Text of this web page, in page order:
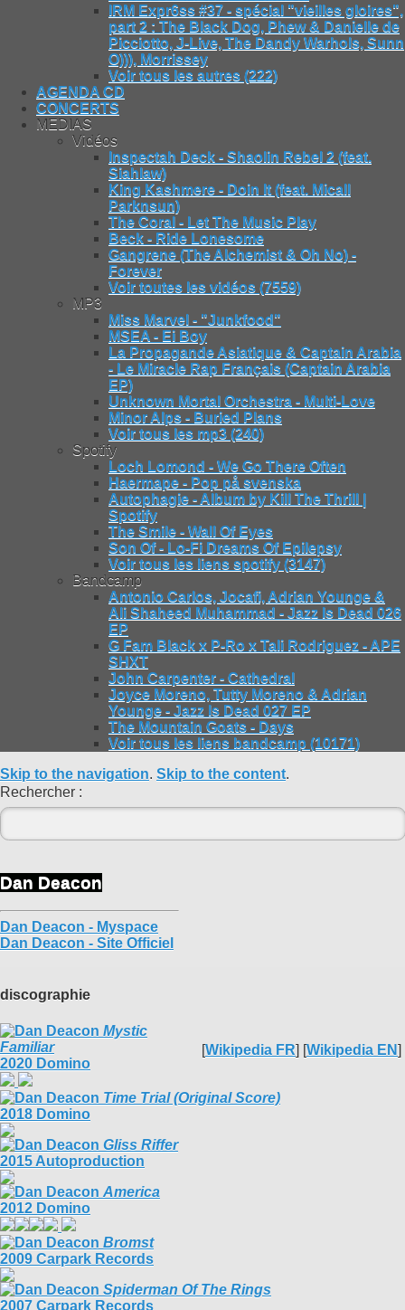
IRM Expr6ss #37 - spécial "vieilles gloires",
part 2 : The Black Dog, Phew & Danielle de
Picciotto, J-Live, The Dandy Warhols, Sunn
O))), Morrissey
Voir tous les autres (222)
AGENDA CD
CONCERTS
MEDIAS
Vidéos
Inspectah Deck - Shaolin Rebel 2 (feat.
Siahlaw)
King Kashmere - Doin It (feat. Micall
Parknsun)
The Coral - Let The Music Play
Beck - Ride Lonesome
Gangrene (The Alchemist & Oh No) -
Forever
Voir toutes les vidéos (7559)
MP3
Miss Marvel - "Junkfood"
MSEA - Ei Boy
La Propagande Asiatique & Captain Arabia
- Le Miracle Rap Français (Captain Arabia
EP)
Unknown Mortal Orchestra - Multi-Love
Minor Alps - Buried Plans
Voir tous les mp3 (240)
Spotify
Loch Lomond - We Go There Often
Haermape - Pop på svenska
Autophagie - Album by Kill The Thrill |
Spotify
The Smile - Wall Of Eyes
Son Of - Lo-Fi Dreams Of Epilepsy
Voir tous les liens spotify (3147)
Bandcamp
Antonio Carlos, Jocafi, Adrian Younge &
Ali Shaheed Muhammad - Jazz Is Dead 026
EP
G Fam Black x P-Ro x Tali Rodriguez - APE
SHXT
John Carpenter - Cathedral
Joyce Moreno, Tutty Moreno & Adrian
Younge - Jazz Is Dead 027 EP
The Mountain Goats - Days
Voir tous les liens bandcamp (10171)
Skip to the navigation. Skip to the content.
Rechercher :
Dan Deacon
[Wikipedia FR] [Wikipedia EN]
Dan Deacon - Myspace
Dan Deacon - Site Officiel
discographie
Mystic
Familiar
2020 Domino
Time Trial (Original Score)
2018 Domino
Gliss Riffer
2015 Autoproduction
America
2012 Domino
Bromst
2009 Carpark Records
Spiderman Of The Rings
2007 Carpark Records